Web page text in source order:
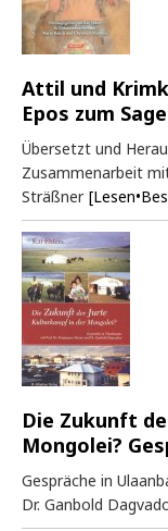
Attil und
Epos zum
Übersetzt und
Zusammenarbeit
Sträßner
Die Zukunft
Mongolei?
Gespräche in
Dr. Ganbold